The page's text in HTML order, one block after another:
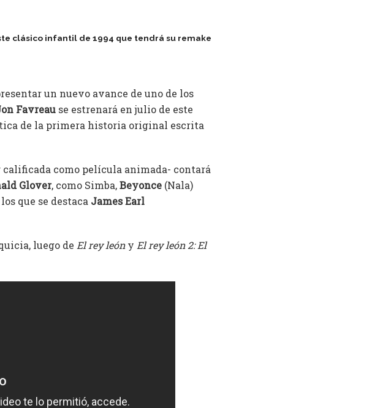
clásico infantil de 1994 que tendrá su remake
un nuevo avance de uno de los
Favreau se estrenará en julio de este
de la primera historia original escrita
calificada como película animada- contará
Glover, como Simba,Beyonce (Nala)
que se destaca James Earl
luego de El rey leóny El rey león 2: El